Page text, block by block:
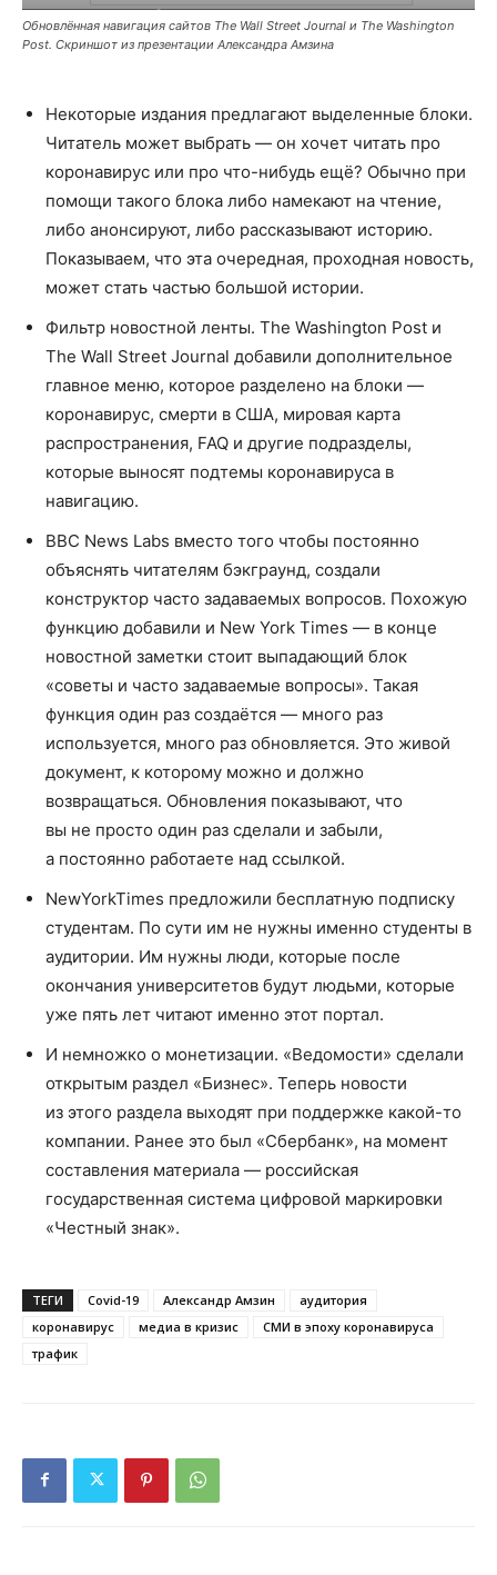
Обновлённая навигация сайтов The Wall Street Journal и The Washington
Post. Скриншот из презентации Александра Амзина
Некоторые издания предлагают выделенные блоки.
Читатель может выбрать — он хочет читать про
коронавирус или про что-нибудь ещё? Обычно при
помощи такого блока либо намекают на чтение,
либо анонсируют, либо рассказывают историю.
Показываем, что эта очередная, проходная новость,
может стать частью большой истории.
Фильтр новостной ленты. The Washington Post и
The Wall Street Journal добавили дополнительное
главное меню, которое разделено на блоки —
коронавирус, смерти в США, мировая карта
распространения, FAQ и другие подразделы,
которые выносят подтемы коронавируса в
навигацию.
BBC News Labs вместо того чтобы постоянно
объяснять читателям бэкграунд, создали
конструктор часто задаваемых вопросов. Похожую
функцию добавили и New York Times — в конце
новостной заметки стоит выпадающий блок
«советы и часто задаваемые вопросы». Такая
функция один раз создаётся — много раз
используется, много раз обновляется. Это живой
документ, к которому можно и должно
возвращаться. Обновления показывают, что
вы не просто один раз сделали и забыли,
а постоянно работаете над ссылкой.
NewYorkTimes предложили бесплатную подписку
студентам. По сути им не нужны именно студенты в
аудитории. Им нужны люди, которые после
окончания университетов будут людьми, которые
уже пять лет читают именно этот портал.
И немножко о монетизации. «Ведомости» сделали
открытым раздел «Бизнес». Теперь новости
из этого раздела выходят при поддержке какой-то
компании. Ранее это был «Сбербанк», на момент
составления материала — российская
государственная система цифровой маркировки
«Честный знак».
ТЕГИ Covid-19 Александр Амзин
аудитория
коронавирус
медиа в кризис
СМИ в эпоху коронавируса
трафик